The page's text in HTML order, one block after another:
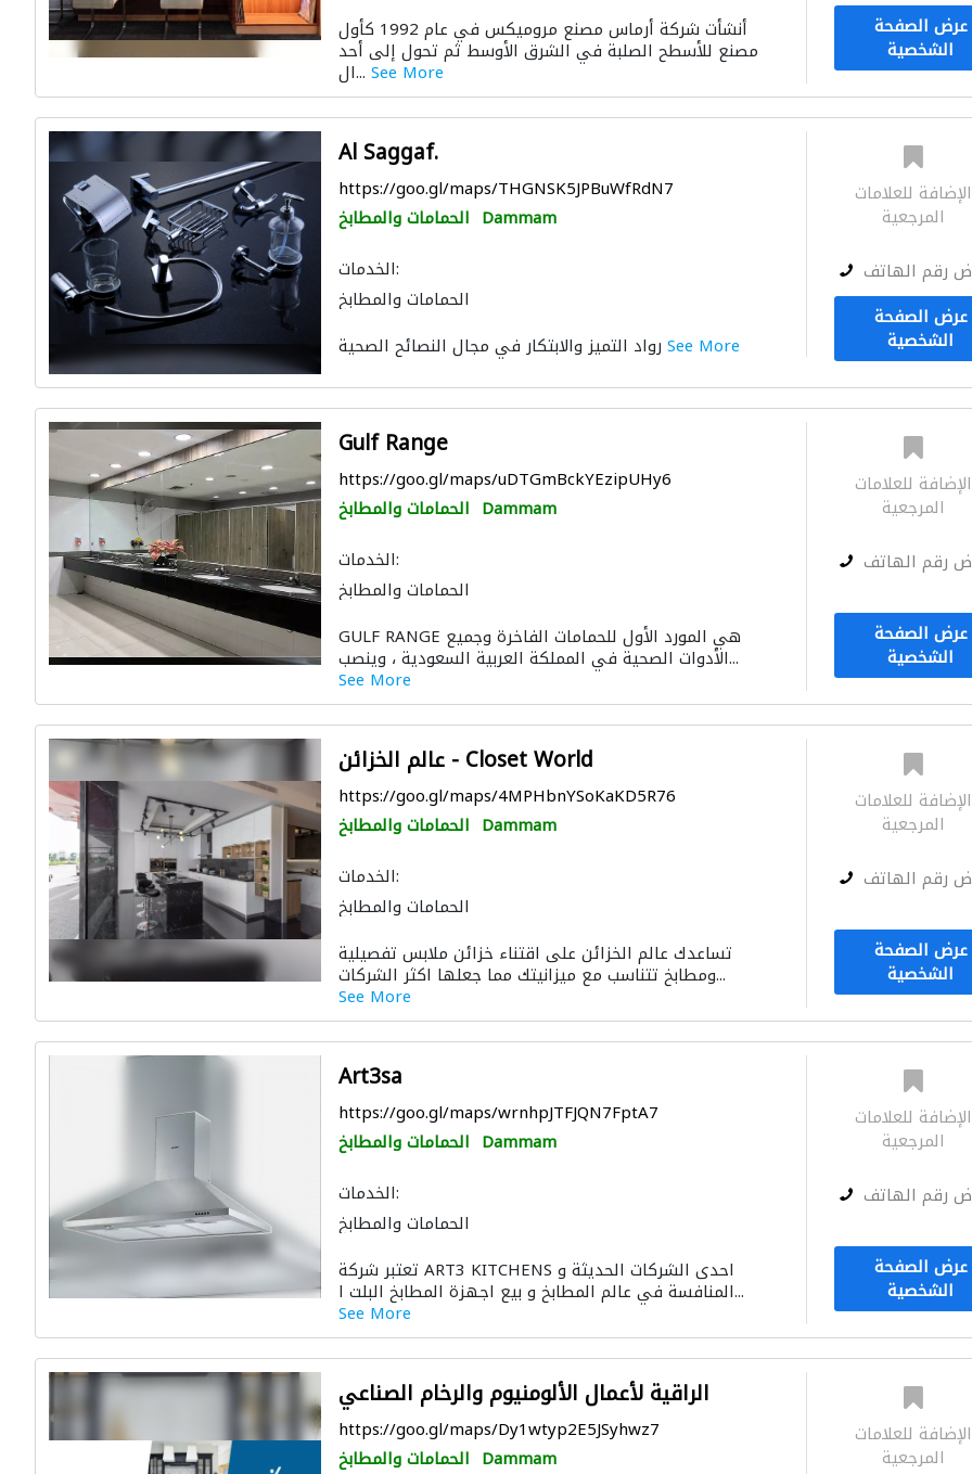
أنشأت شركة أرماس مصنع مروميكس في عام 1992 كأول
مصنع للأسطح الصلبة في الشرق الأوسط ثم تحول إلى أحد
ال... See More
عرض الصفحة
الشخصية
Al Saggaf.
https://goo.gl/maps/THGNSK5JPBuWfRdN7
الحمامات والمطابخ Dammam
الخدمات:
الحمامات والمطابخ
See More
الإضافة للعلامات
المرجعية
رقم الهاتف
عرض الصفحة
الشخصية
Gulf Range
https://goo.gl/maps/uDTGmBckYEzipUHy6
الحمامات والمطابخ Dammam
الخدمات:
الحمامات والمطابخ
GULF RANGE هي المورد الأول للحمامات الفاخرة وجميع
الأدوات الصحية في المملكة العربية السعودية ، وينصب...
See More
الإضافة للعلامات
المرجعية
رقم الهاتف
عرض الصفحة
الشخصية
عالم الخزائن - Closet World
https://goo.gl/maps/4MPHbnYSoKaKD5R76
الحمامات والمطابخ Dammam
الخدمات:
الحمامات والمطابخ
تساعدك عالم الخزائن على اقتناء خزائن ملابس تفصيلية
ومطابخ تتناسب مع ميزانيتك مما جعلها اكثر الشركات...
See More
الإضافة للعلامات
المرجعية
رقم الهاتف
عرض الصفحة
الشخصية
Art3sa
https://goo.gl/maps/wrnhpJTFJQN7FptA7
الحمامات والمطابخ Dammam
الخدمات:
الحمامات والمطابخ
تعتبر شركة ART3 KITCHENS احدى الشركات الحديثة و
المنافسة في عالم المطابخ و بيع اجهزة المطابخ البلت ا...
See More
الإضافة للعلامات
المرجعية
رقم الهاتف
عرض الصفحة
الشخصية
الراقية لأعمال الألومنيوم والرخام الصناعي
https://goo.gl/maps/Dy1wtyp2E5JSyhwz7
الحمامات والمطابخ Dammam
الإضافة للعلامات
المرجعية